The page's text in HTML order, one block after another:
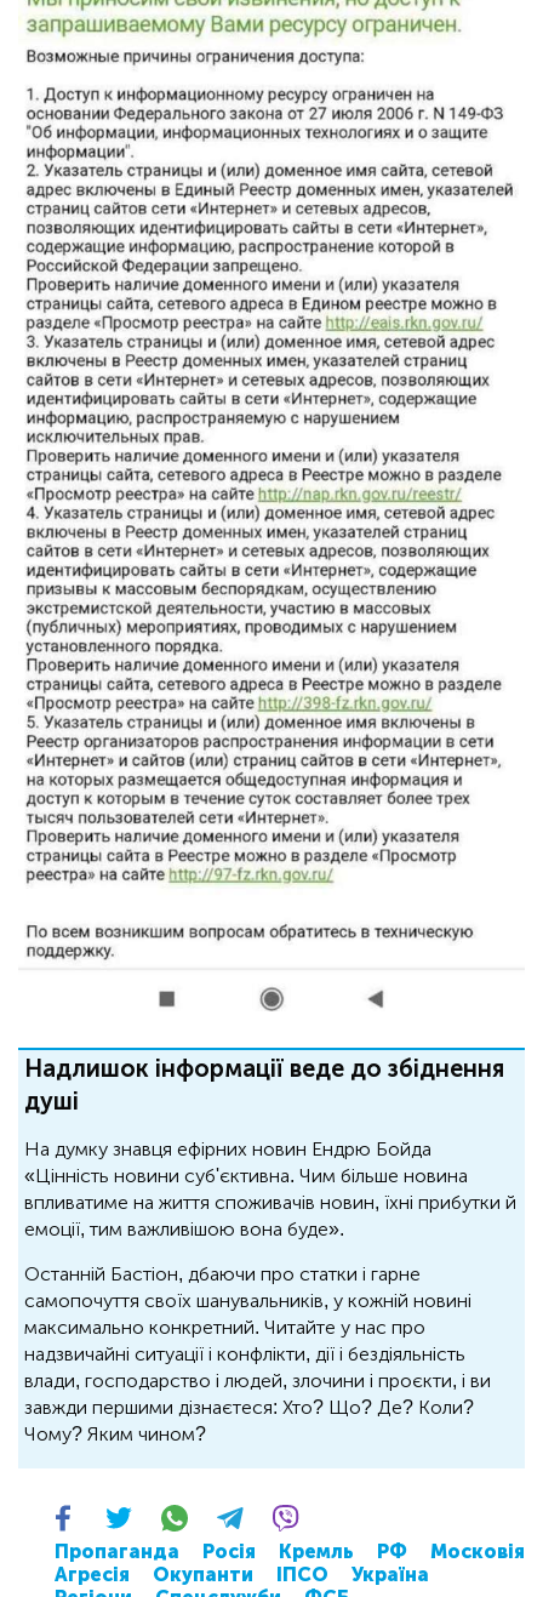
Надлишок інформації веде до збіднення
душі
На думку знавця ефірних новин Ендрю Бойда
«Цінність новини суб'єктивна. Чим більше новина
впливатиме на життя споживачів новин, їхні прибутки й
емоції, тим важливішою вона буде».
Останній Бастіон, дбаючи про статки і гарне
самопочуття своїх шанувальників, у кожній новині
максимально конкретний. Читайте у нас про
надзвичайні ситуації і конфлікти, дії і бездіяльність
влади, господарство і людей, злочини і проєкти, і ви
завжди першими дізнаєтеся: Хто? Що? Де? Коли?
Чому? Яким чином?
Пропаганда Росія Кремль РФ
Московія
Агресія
Окупанти ІПСО
Україна